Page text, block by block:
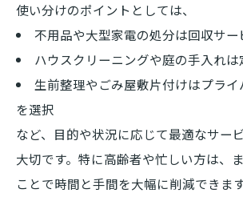
使い分けのポイントとしては、
不用品や大型家電の処分は回収サー
ハウスクリーニングや庭の手入れ
生前整理やごみ屋敷片付けはプラ
を選択
など、目的や状況に応じて最適なサー
大切です。特に高齢者や忙しい方は、
ことで時間と手間を大幅に削減できま